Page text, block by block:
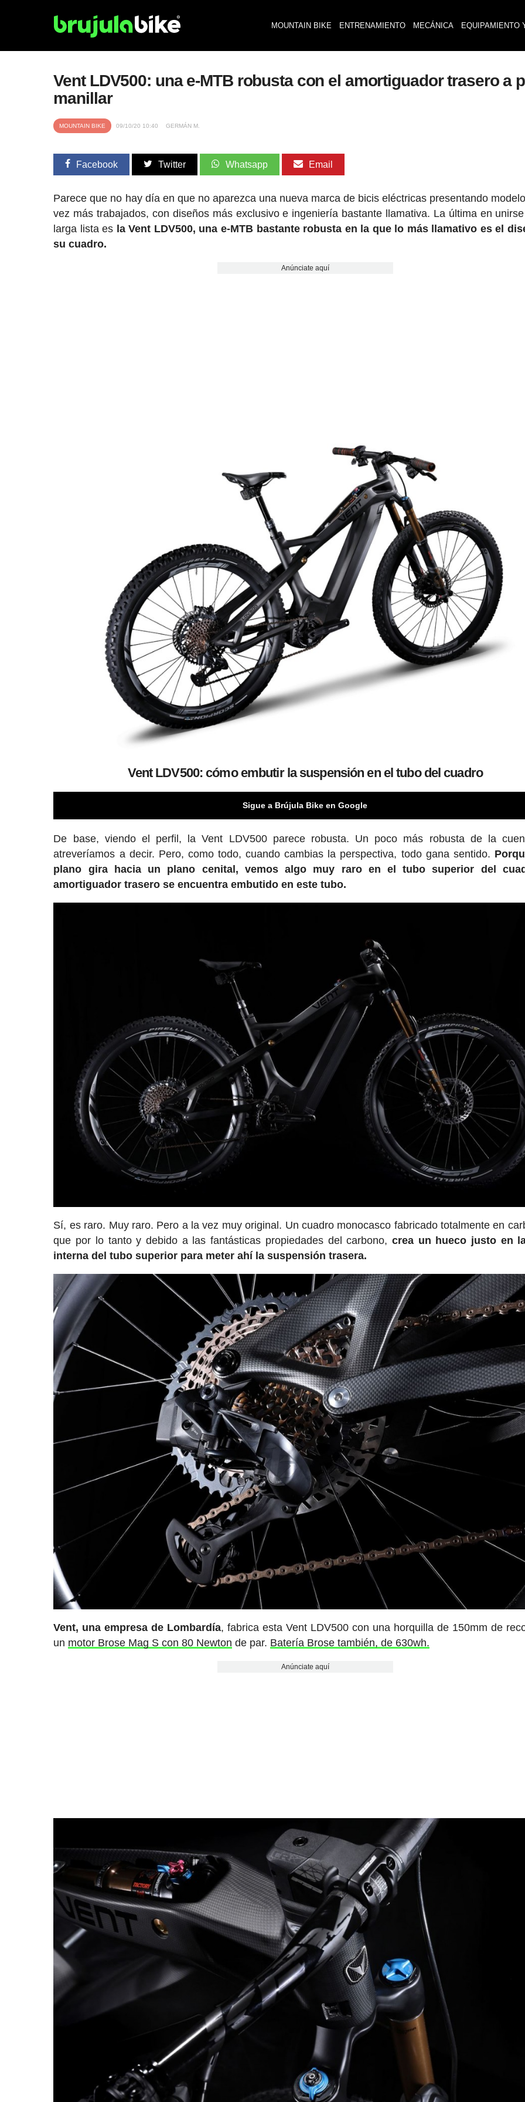
MOUNTAIN BIKE ENTRENAMIENTO MECÁNICA EQUIPAMIENTO
Vent LDV500: una e-MTB robusta con el amortiguador trasero a
manillar
MOUNTAIN BIKE 09/10/20 10:40 GERMÁN M.
Facebook Twitter Whatsapp Email
Parece que no hay día en que no aparezca una nueva marca de bicis eléctricas presentando
vez más trabajados, con diseños más exclusivo e ingeniería bastante llamativa. La última en
larga lista es la Vent LDV500, una e-MTB bastante robusta en la que lo más llamativo es el
su cuadro.
Anúnciate aquí
Vent LDV500: cómo embutir la suspensión en el tubo del cuadro
Sigue a Brújula Bike en Google
De base, viendo el perfil, la Vent LDV500 parece robusta. Un poco más robusta de la
atreveríamos a decir. Pero, como todo, cuando cambias la perspectiva, todo gana sentido.
plano gira hacia un plano cenital, vemos algo muy raro en el tubo superior del
amortiguador trasero se encuentra embutido en este tubo.
Sí, es raro. Muy raro. Pero a la vez muy original. Un cuadro monocasco fabricado totalmente en
que por lo tanto y debido a las fantásticas propiedades del carbono, crea un hueco justo en
interna del tubo superior para meter ahí la suspensión trasera.
Vent, una empresa de Lombardía, fabrica esta Vent LDV500 con una horquilla de 150mm de
un motor Brose Mag S con 80 Newton de par. Batería Brose también, de 630wh.
Anúnciate aquí